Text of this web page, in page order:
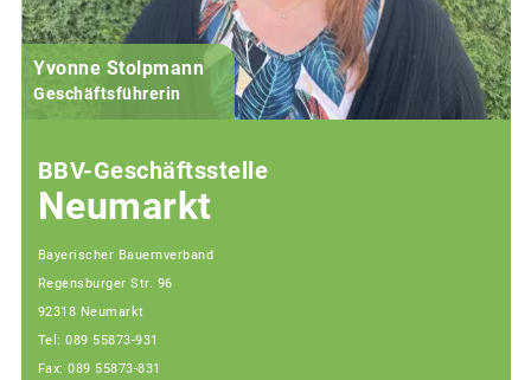
Yvonne Stolpmann
Geschäftsführerin
BBV-Geschäftsstelle
Neumarkt
Bayerischer Bauernverband
Regensburger Str. 96
92318 Neumarkt
Tel: 089 55873-931
Fax: 089 55873-831